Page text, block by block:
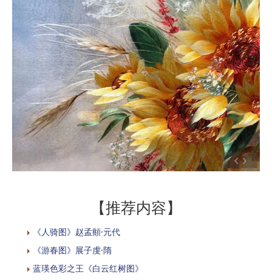
【推荐内容】
《人骑图》赵孟頫·元代
《游春图》展子虔·隋
蓝瑛色彩之王《白云红树图》